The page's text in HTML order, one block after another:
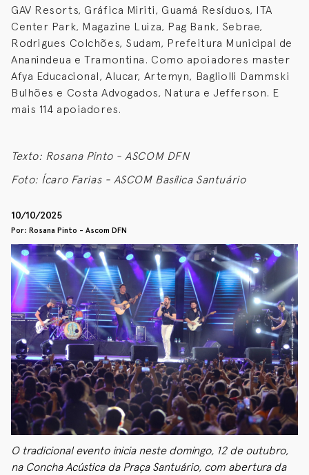
GAV Resorts, Gráfica Miriti, Guamá Resíduos, ITA
Center Park, Magazine Luiza, Pag Bank, Sebrae,
Rodrigues Colchões, Sudam, Prefeitura Municipal de
Ananindeua e Tramontina. Como apoiadores master
Afya Educacional, Alucar, Artemyn, Bagliolli Dammski
Bulhões e Costa Advogados, Natura e Jefferson. E
mais 114 apoiadores.
Texto: Rosana Pinto - ASCOM DFN
Foto: Ícaro Farias - ASCOM Basílica Santuário
10/10/2025
Por: Rosana Pinto - Ascom DFN
O tradicional evento inicia neste domingo, 12 de outubro,
na Concha Acústica da Praça Santuário, com abertura da